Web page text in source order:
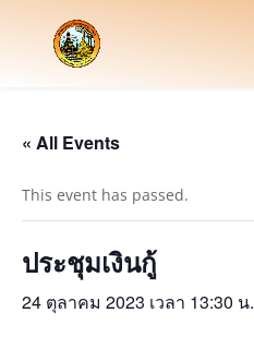
« All Events
This event has passed.
ประชุมเงินกู้
24 ตุลาคม 2023 เวลา 13:30 น.